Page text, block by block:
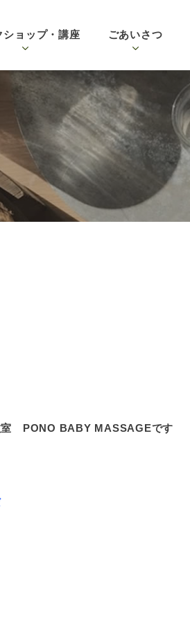
ショップ・講座 ごあいさつ
室 PONO BABY MASSAGEです